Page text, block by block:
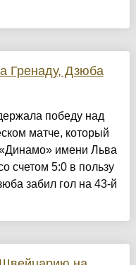
Гренаду, Дзюба
победу над
матче, который
имени Льва
счетом 5:0 в пользу
забил гол на 43-й